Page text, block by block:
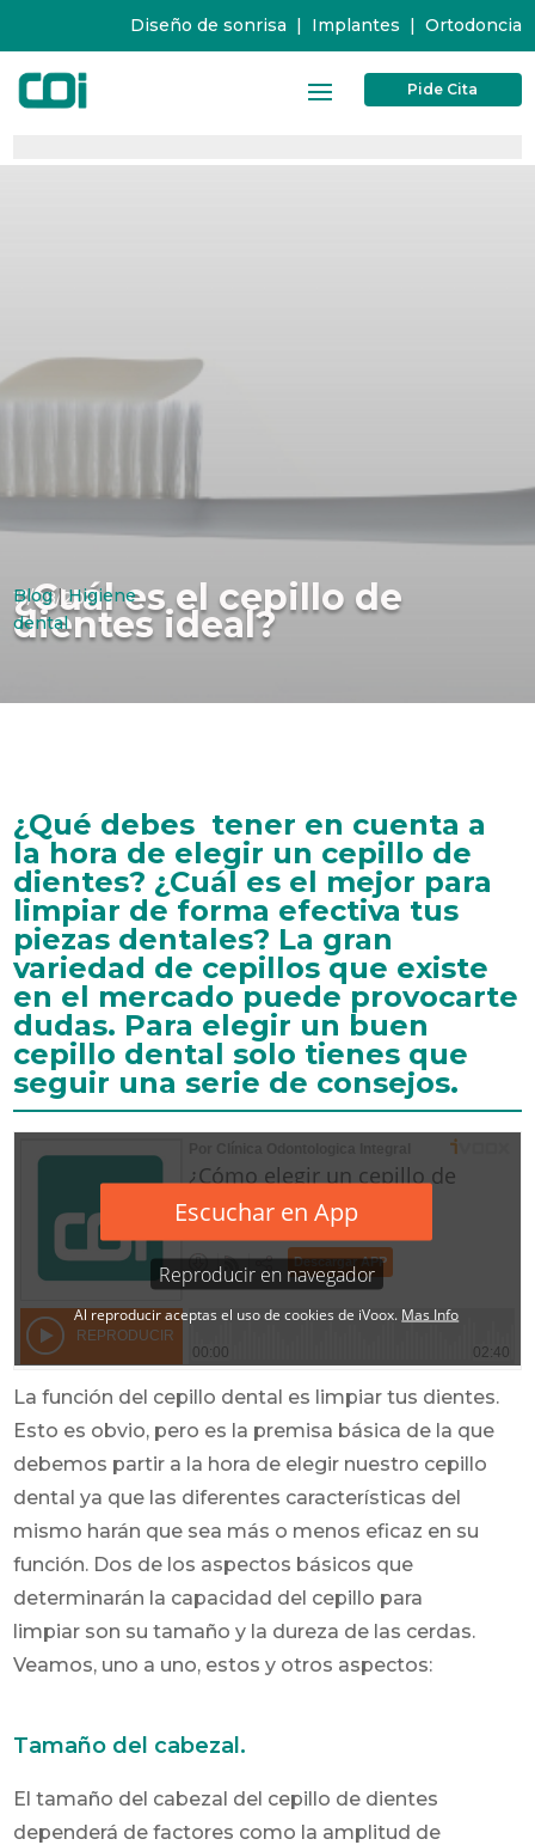
Diseño de sonrisa | Implantes | Ortodoncia
Pide Cita
¿Cuál es el cepillo de
dientes ideal?
11/08/2015
Blog|Higiene
dental
¿Qué debes tener en cuenta a
la hora de elegir un cepillo de
dientes? ¿Cuál es el mejor para
limpiar de forma efectiva tus
piezas dentales? La gran
variedad de cepillos que existe
en el mercado puede provocarte
dudas. Para elegir un buen
cepillo dental solo tienes que
seguir una serie de consejos.
La función del cepillo dental es limpiar tus dientes.
Esto es obvio, pero es la premisa básica de la que
debemos partir a la hora de elegir nuestro cepillo
dental ya que las diferentes características del
mismo harán que sea más o menos eficaz en su
función. Dos de los aspectos básicos que
determinarán la capacidad del cepillo para
limpiar son su tamaño y la dureza de las cerdas.
Veamos, uno a uno, estos y otros aspectos:
Tamaño del cabezal.
El tamaño del cabezal del cepillo de dientes
dependerá de factores como la amplitud de